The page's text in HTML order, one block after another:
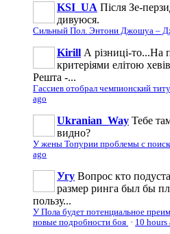
KSI_UA Після Зе-
дивуюся.
Сильный Пол. Энтони Джошуа –
Kirill А різниці-то...На
критеріями елітою
Решта -...
Гассиев отобрал чемпионский
ago
Ukranian_Way Тебе
видно?
У жены Топурии проблемы с
ago
Угу Вопрос кто
размер ринга был бы
пользу...
У Пола будет потенциальное
новые подробности боя · 10 hours